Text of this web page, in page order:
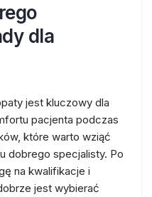
dla
jest kluczowy dla
pacjenta podczas
które warto wziąć
dobrego specjalisty. Po
na kwalifikacje i
jest wybierać